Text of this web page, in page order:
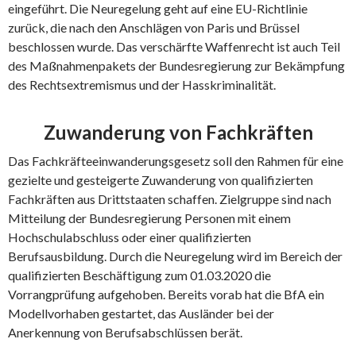
eingeführt. Die Neuregelung geht auf eine EU-Richtlinie
zurück, die nach den Anschlägen von Paris und Brüssel
beschlossen wurde. Das verschärfte Waffenrecht ist auch Teil
des Maßnahmenpakets der Bundesregierung zur Bekämpfung
des Rechtsextremismus und der Hasskriminalität.
Zuwanderung von Fachkräften
Das Fachkräfteeinwanderungsgesetz soll den Rahmen für eine
gezielte und gesteigerte Zuwanderung von qualifizierten
Fachkräften aus Drittstaaten schaffen. Zielgruppe sind nach
Mitteilung der Bundesregierung Personen mit einem
Hochschulabschluss oder einer qualifizierten
Berufsausbildung. Durch die Neuregelung wird im Bereich der
qualifizierten Beschäftigung zum 01.03.2020 die
Vorrangprüfung aufgehoben. Bereits vorab hat die BfA ein
Modellvorhaben gestartet, das Ausländer bei der
Anerkennung von Berufsabschlüssen berät.